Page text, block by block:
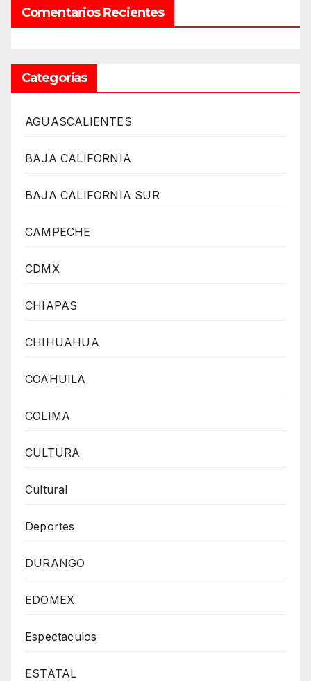
Comentarios Recientes
Categorías
AGUASCALIENTES
BAJA CALIFORNIA
BAJA CALIFORNIA SUR
CAMPECHE
CDMX
CHIAPAS
CHIHUAHUA
COAHUILA
COLIMA
CULTURA
Cultural
Deportes
DURANGO
EDOMEX
Espectaculos
ESTATAL